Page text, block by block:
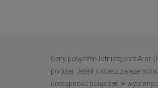
Ceny połączeń lotniczych z Arar
poniżej. Jeżeli chcesz
dostępność połączeń w